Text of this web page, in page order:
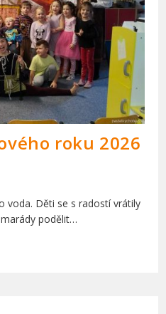
roku 2026
voda. Děti se s radostí vrátily
podělit…